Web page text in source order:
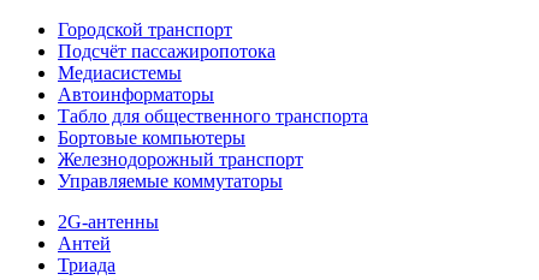
Городской транспорт
Подсчёт пассажиропотока
Медиасистемы
Автоинформаторы
Табло для общественного транспорта
Бортовые компьютеры
Железнодорожный транспорт
Управляемые коммутаторы
2G-антенны
Антей
Триада